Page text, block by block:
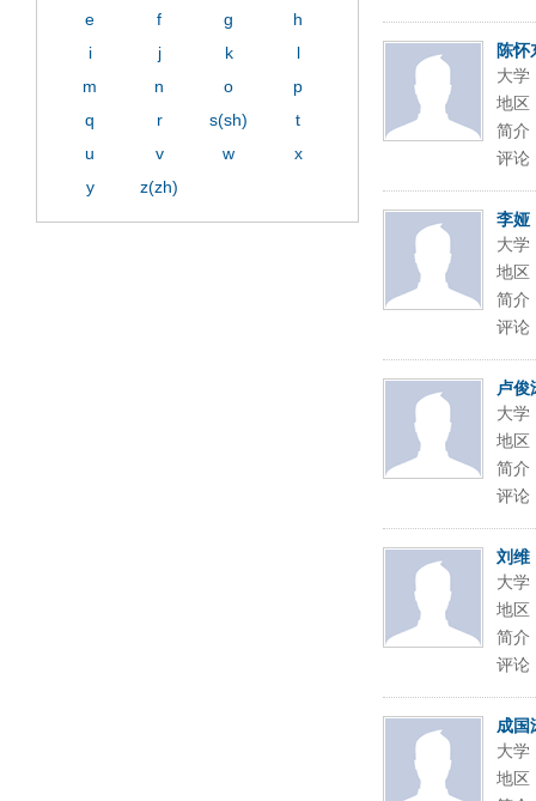
陈怀
大学
地区
简介
评论
李娅
大学
地区
简介
评论
卢俊
大学
地区
简介
评论
刘维
大学
地区
简介
评论
成国
大学
地区
e
f g
h
i
j k
l
m
n o
p
q
r s(sh)
t
u
v w
x
y
z(zh)